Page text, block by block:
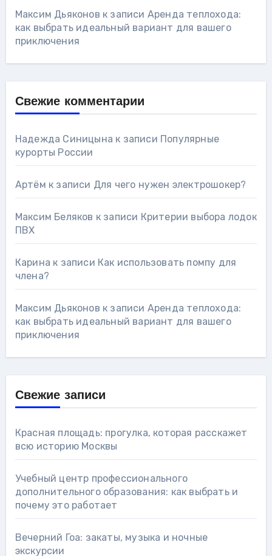
Максим Дьяконов к записи Аренда теплохода:
как выбрать идеальный вариант для вашего
приключения
Свежие комментарии
Надежда Синицына к записи Популярные
курорты России
Артём к записи Для чего нужен электрошокер?
Максим Беляков к записи Критерии выбора лодок
ПВХ
Карина к записи Как использовать помпу для
члена?
Максим Дьяконов к записи Аренда теплохода:
как выбрать идеальный вариант для вашего
приключения
Свежие записи
Красная площадь: прогулка, которая расскажет
всю историю Москвы
Учебный центр профессионального
дополнительного образования: как выбрать и
почему это работает
Вечерний Гоа: закаты, музыка и ночные
экскурсии